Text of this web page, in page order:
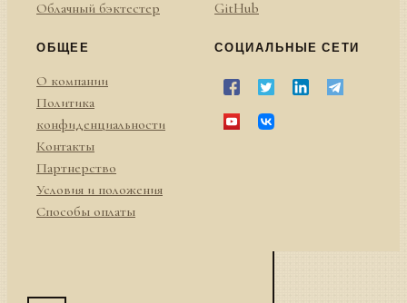
Облачный бэктестер
GitHub
ОБЩЕЕ
О компании
Политика
конфиденциальности
Контакты
Партнерство
Условия и положения
Способы оплаты
СОЦИАЛЬНЫЕ СЕТИ